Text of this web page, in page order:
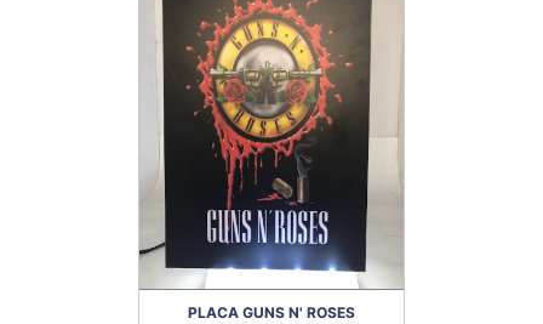
PLACA GUNS N' ROSES